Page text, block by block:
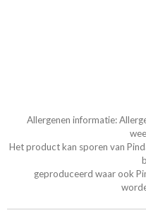
Allergenen informatie:
Het product kan sporen van
geproduceerd waar ook